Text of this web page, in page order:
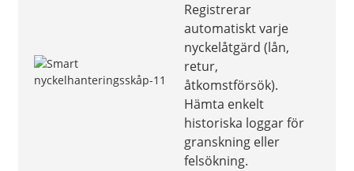
Registrerar
automatiskt varje
nyckelåtgärd (lån,
retur,
åtkomstförsök).
Hämta enkelt
historiska loggar för
granskning eller
felsökning.